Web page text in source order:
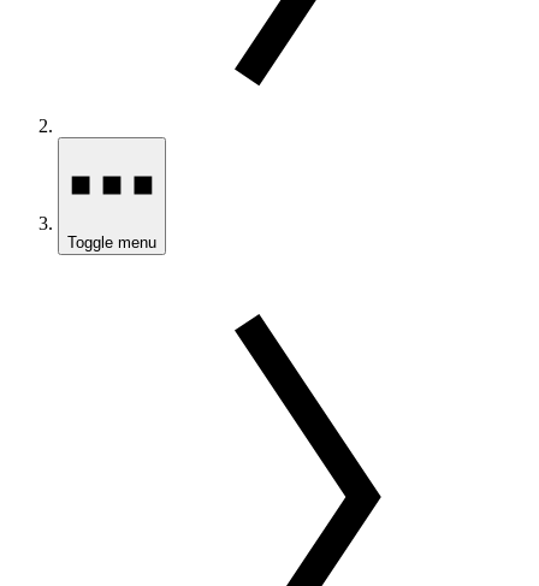
Toggle menu